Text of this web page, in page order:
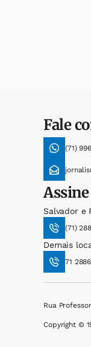
Fale
(71)
Salvador e
(71)
Demais
71
Rua
Copyright ©